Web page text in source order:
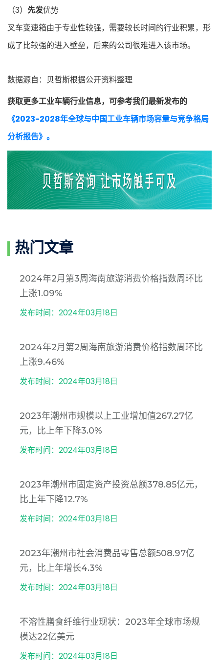
（3） 先发优势
叉车变速箱由于专业性较强，需要较长时间的行业积累，形
成了比较强的进入壁垒，后来的公司很难进入该市场。
数据源自：贝哲斯根据公开资料整理
获取更多工业车辆行业信息，可参考我们最新发布的
《2023-2028年全球与中国工业车辆市场容量与竞争格局
分析报告》。
热门文章
2024年2月第3周海南旅游消费价格指数周环比
上涨1.09%
发布时间：2024年03月18日
2024年2月第2周海南旅游消费价格指数周环比
上涨9.46%
发布时间：2024年03月18日
2023年潮州市规模以上工业增加值267.27亿
元，比上年下降3.0%
发布时间：2024年03月18日
2023年潮州市固定资产投资总额378.85亿元，
比上年下降12.7%
发布时间：2024年03月18日
2023年潮州市社会消费品零售总额508.97亿
元，比上年增长4.3%
发布时间：2024年03月18日
不溶性膳食纤维行业现状：2023年全球市场规
模达22亿美元
发布时间：2024年03月18日